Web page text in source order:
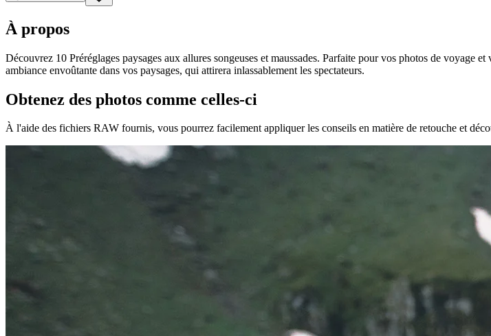
À propos
Découvrez 10 Préréglages paysages aux allures songeuses et maussades. Parfaite pour vos photos de voyage
ambiance envoûtante dans vos paysages, qui attirera inlassablement les spectateurs.
Obtenez des photos comme celles-ci
À l'aide des fichiers RAW fournis, vous pourrez facilement appliquer les conseils en matière de retouche et